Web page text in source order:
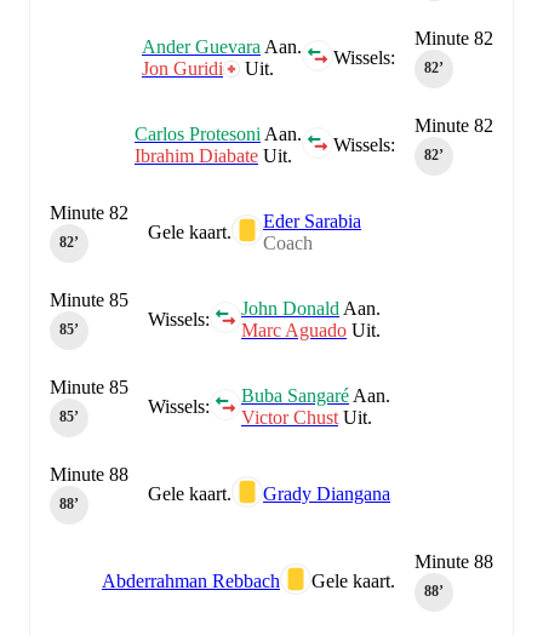
Minute 82
82‎’‎
Wissels:
Ander Guevara Aan.
Jon Guridi
Uit.
Minute 82
82‎’‎
Wissels:
Carlos Protesoni Aan.
Ibrahim Diabate Uit.
Gele kaart.
Eder Sarabia
Coach
Minute 82
82‎’‎
Wissels:
John Donald Aan.
Marc Aguado Uit.
Minute 85
85‎’‎
Wissels:
Buba Sangaré Aan.
Victor Chust Uit.
Minute 85
85‎’‎
Gele kaart. Grady Diangana
Minute 88
88‎’‎
Minute 88
88‎’‎
Gele kaart.
Abderrahman Rebbach